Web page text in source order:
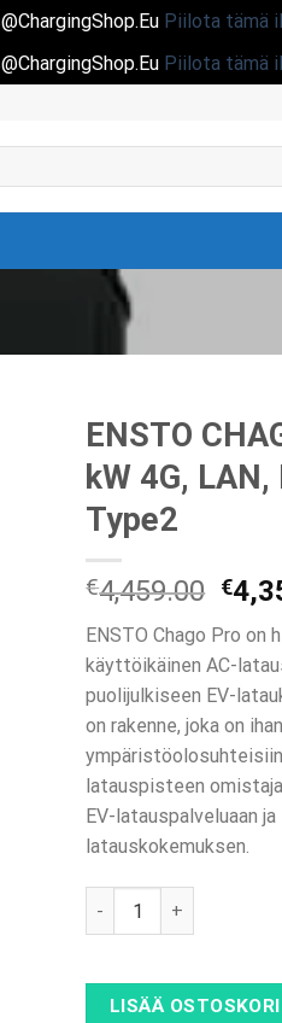
Piilota tämä
Piilota tämä
ENSTO
kW 4G, LAN,
Type2
€4,459.00
hinta
oli:
€
ENSTO Chago Pro
käyttöikäinen AC-
puolijulkiseen EV-
on rakenne, joka on
latauspisteen
EV-latauspalveluaan
latauskokemuksen.
ENSTO CHAGO PRO -
LISÄÄ